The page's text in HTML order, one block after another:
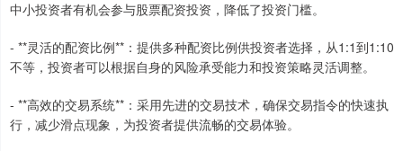
中小投资者有机会参与股票配资投资，降低了投资门槛。
- **灵活的配资比例**：提供多种配资比例供投资者选择，从1:1到1:10
不等，投资者可以根据自身的风险承受能力和投资策略灵活调整。
- **高效的交易系统**：采用先进的交易技术，确保交易指令的快速执
行，减少滑点现象，为投资者提供流畅的交易体验。